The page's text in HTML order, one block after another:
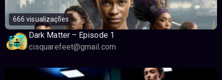
666 visualizações
Dark Matter – Episode 1
cisquarefeet@gmail.com